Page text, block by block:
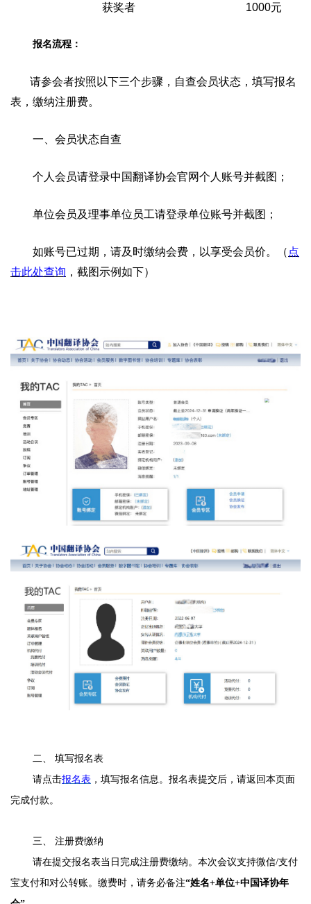
获奖者
1000元
报名流程：
请参会者按照以下三个步骤，自查会员状态，填写报名
表，缴纳注册费。
一、会员状态自查
个人会员请登录中国翻译协会官网个人账号并截图；
单位会员及理事单位员工请登录单位账号并截图；
如账号已过期，请及时缴纳会费，以享受会员价。 （ 点
击此处查询 ，截图示例如下）
二、 填写报名表
请点击报名表 ，填写报名信息。报名表提交后，请返回本页面
完成付款。
三、 注册费缴纳
请在提交报名表当日完成注册费缴纳。本次会议支持微信/支付
宝支付和对公转账。缴费时，请务必备注“姓名+单位+中国译协年